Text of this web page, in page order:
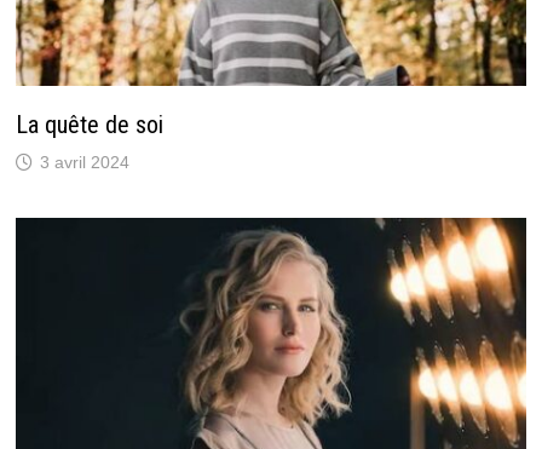
La quête de soi
3 avril 2024